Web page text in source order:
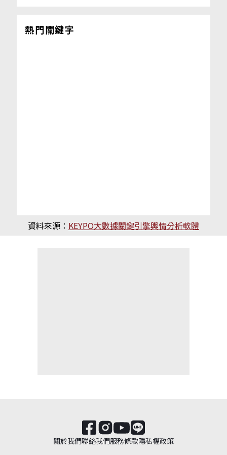
熱門關鍵字
資料來源： KEYPO大數據關鍵引擎輿情分析軟體
關於我們聯絡我們服務條款隱私權政策